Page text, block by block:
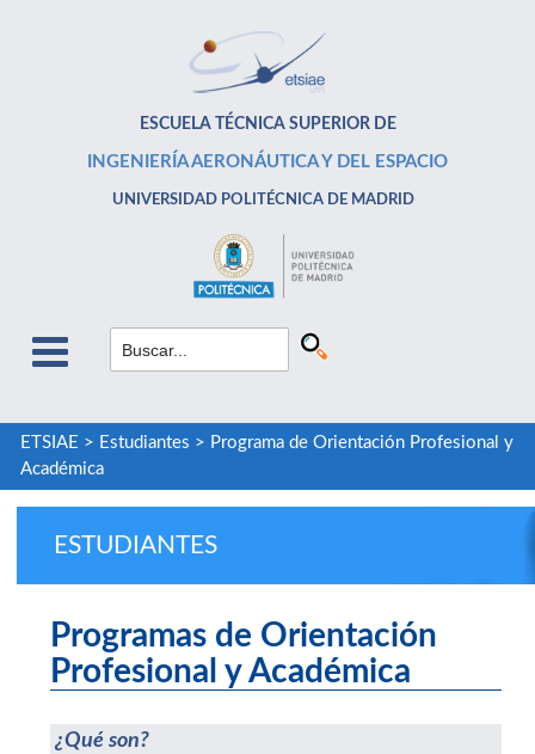
ESCUELA TÉCNICA SUPERIOR DE
INGENIERÍA AERONÁUTICA Y DEL ESPACIO
UNIVERSIDAD POLITÉCNICA DE MADRID
ETSIAE > Estudiantes > Programa de Orientación Profesional y
Académica
ESTUDIANTES
Programas de Orientación
Profesional y Académica
¿Qué son?